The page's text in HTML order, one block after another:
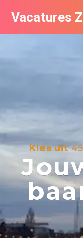
Vacatures
Kies uit
Vacatures per